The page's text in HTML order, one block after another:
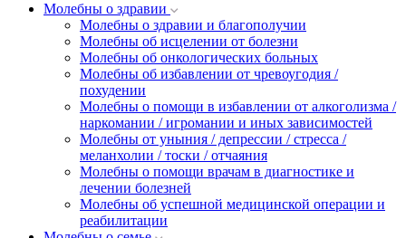
Молебны о здравии
Молебны о здравии и благополучии
Молебны об исцелении от болезни
Молебны об онкологических больных
Молебны об избавлении от чревоугодия /
похудении
Молебны о помощи в избавлении от алкоголизма /
наркомании / игромании и иных зависимостей
Молебны от уныния / депрессии / стресса /
меланхолии / тоски / отчаяния
Молебны о помощи врачам в диагностике и
лечении болезней
Молебны об успешной медицинской операции и
реабилитации